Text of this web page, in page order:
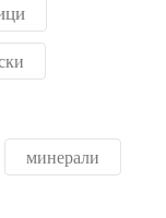
минерали